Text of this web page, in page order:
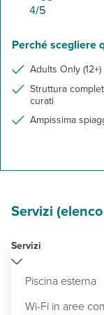
PORT GHALIB
MOTORATA NEL
4/5
Perché scegliere
Adults Only (12+)
Struttura
curati
Ampissima
Servizi
Servizi
Piscina esterna
Wi-Fi in aree